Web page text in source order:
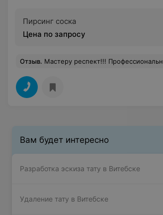
Пирсинг соска
Цена по запросу
Отзыв. Мастеру респект!!!
Вам будет интересно
Разработка эскиза тату в Витебске
Удаление тату в Витебске